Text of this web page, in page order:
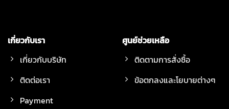
เกี่ยวกับเรา
เกี่ยวกับบริษัท
ติดต่อเรา
Payment
ศูนย์ช่วยเหลือ
ติดตามการสั่งซื้อ
ข้อตกลงและโยบายต่างๆ